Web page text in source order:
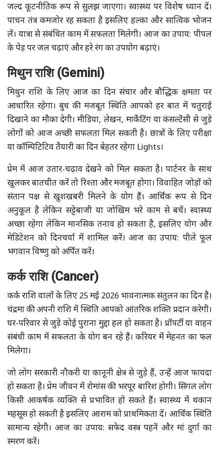
जल्द कूटनीतिक रूप से सुलझ जाएगा। स्वास्थ्य पर विशेष ध्यान दें।
पाचन तंत्र कमजोर रह सकता है इसलिए हल्का और सात्विक भोजन
लें। यात्रा से संबंधित काम में सफलता मिलेगी। आज का उपाय: पीपल
के पेड़ पर जल चढ़ाएं और हरे रंग का उपयोग बढ़ाएं।
मिथुन राशि (Gemini)
मिथुन राशि के लिए आज का दिन संचार और बौद्धिक क्षमता पर
आधारित रहेगा। बुध की मजबूत स्थिति आपको हर बात में चतुराई
दिखाने का मौका देगी। मीडिया, लेखन, मार्केटिंग या कंसल्टेंसी से जुड़े
लोगों को आज अच्छी सफलता मिल सकती है। छात्रों के लिए परीक्षा
या कॉम्पिटिटिव तैयारी का दिन बेहतर रहेगा Lights।
प्रेम में आज उतार-चढ़ाव देखने को मिल सकता है। पार्टनर के साथ
खुलकर बातचीत करें तो रिश्ता और मजबूत होगा। विवाहित जोड़ों को
संतान पक्ष से खुशखबरी मिलने के योग हैं। आर्थिक रूप से दिन
अनुकूल है लेकिन सट्टेबाजी या जोखिम भरे काम से बचें। स्वास्थ्य
अच्छा रहेगा लेकिन मानसिक तनाव हो सकता है, इसलिए योग और
मेडिटेशन को दिनचर्या में शामिल करें। आज का उपाय: पीले फूल
भगवान विष्णु को अर्पित करें।
कर्क राशि (Cancer)
कर्क राशि वालों के लिए 25 मई 2026 भावनात्मक संतुलन का दिन है।
चंद्रमा की अपनी राशि में स्थिति आपको आंतरिक शक्ति प्रदान करेगी।
घर-परिवार से जुड़े कोई पुराना मुद्दा हल हो सकता है। प्रॉपर्टी या वाहन
संबंधी काम में सफलता के योग बन रहे हैं। करियर में मेहनत का फल
मिलेगा।
जो लोग सरकारी नौकरी या कानूनी क्षेत्र से जुड़े हैं, उन्हें आज फायदा
हो सकता है। प्रेम जीवन में रोमांस की भरपूर बारिश होगी। सिंगल लोग
किसी आकर्षक व्यक्ति से प्रभावित हो सकते हैं। स्वास्थ्य में थकान
महसूस हो सकती है इसलिए आराम को प्राथमिकता दें। आर्थिक स्थिति
सामान्य रहेगी। आज का उपाय: सफेद वस्त्र पहनें और मां दुर्गा का
स्मरण करें।